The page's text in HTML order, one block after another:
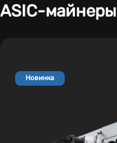
ASIC-майнеры
Новинка